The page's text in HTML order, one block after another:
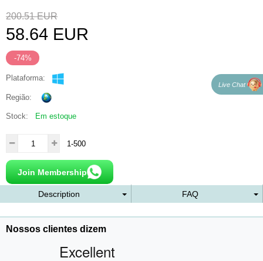
200.51 EUR
58.64 EUR
-74%
Plataforma:
Região:
Stock: Em estoque
1-500
Join Membership
Description FAQ
Nossos clientes dizem
Live Chat